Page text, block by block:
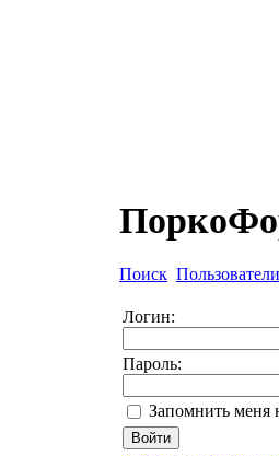
Поиск Пользователи
Логин:
Пароль:
Запомнить меня